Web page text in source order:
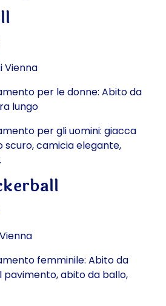
Vienna
per le donne: Abito da
lungo
per gli uomini: giacca
scuro, camicia elegante,
femminile: Abito da
pavimento, abito da ballo,